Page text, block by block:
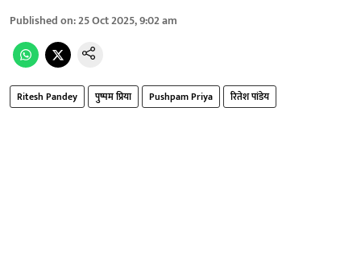
Published on:25 Oct 2025, 9:02 am
Ritesh Pandey पुष्पम प्रिया Pushpam Priya रितेश पांडेय